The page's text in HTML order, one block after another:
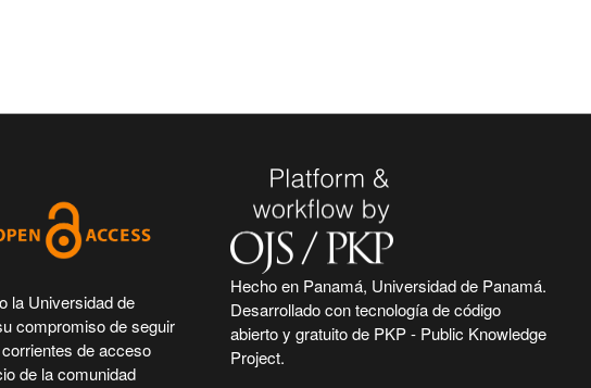
la Universidad de
compromiso de seguir
de acceso
de la comunidad
Hecho en Panamá, Universidad de Panamá.
Desarrollado con tecnología de código
abierto y gratuito de PKP - Public Knowledge
Project.